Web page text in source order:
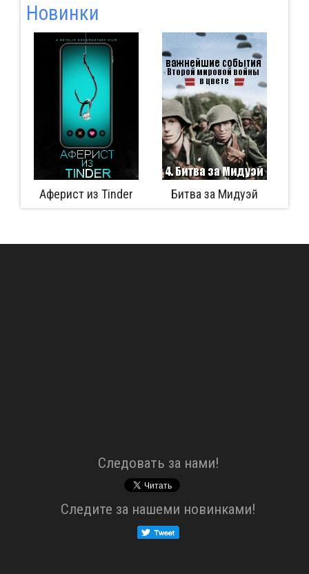
Новинки
Аферист из Tinder Битва за Мидуэй
Cледовать за нами!
Cледите за нашеми новинками!